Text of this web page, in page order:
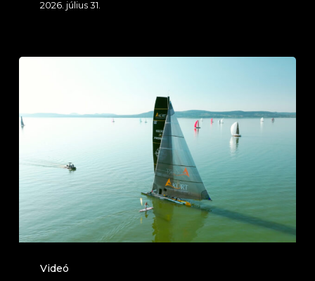
2026. július 31.
Videó
Team
Kaáli
Kékszalagon
N3:
Földvár
felé